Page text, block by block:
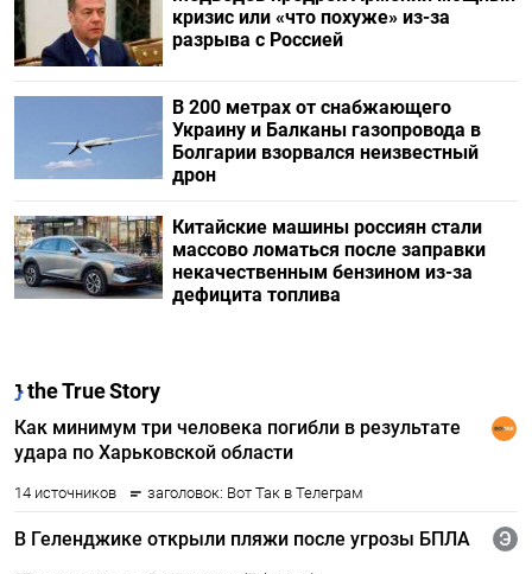
кризис или «что похуже» из-за
разрыва с Россией
В 200 метрах от снабжающего
Украину и Балканы газопровода в
Болгарии взорвался неизвестный
дрон
Китайские машины россиян стали
массово ломаться после заправки
некачественным бензином из-за
дефицита топлива